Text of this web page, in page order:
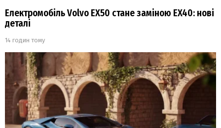
Електромобіль Volvo EX50 стане заміною EX40: нові
деталі
14 годин тому